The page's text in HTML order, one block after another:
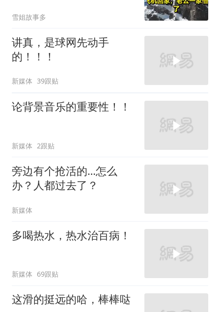
雪姐故事多
讲真，是球网先动手
的！！！
新媒体 39跟贴
论背景音乐的重要性！！
新媒体 2跟贴
旁边有个抢活的…怎么
办？人都过去了？
新媒体
多喝热水，热水治百病！
新媒体 69跟贴
这滑的挺远的哈，棒棒哒